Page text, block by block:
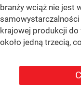
branży wciąż nie jest
krajowej produkcji
około jedną trzecią,